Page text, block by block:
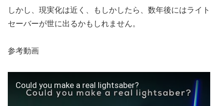
しかし、現実化は近く、もしかしたら、数年後にはライト
セーバーが世に出るかもしれません。
参考動画
Could you make a real lightsaber?